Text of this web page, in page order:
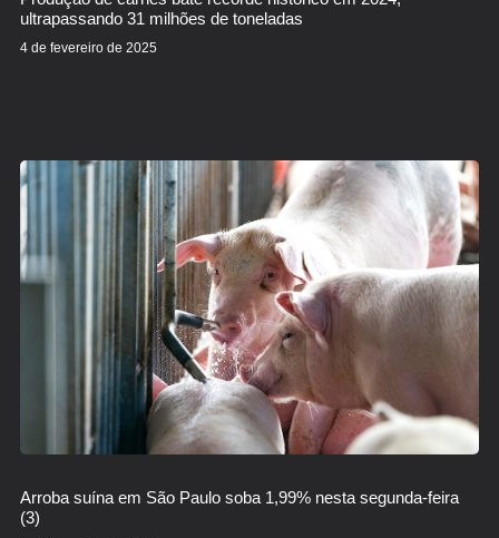
ultrapassando 31 milhões de toneladas
4 de fevereiro de 2025
Arroba suína em São Paulo soba 1,99% nesta segunda-feira
(3)